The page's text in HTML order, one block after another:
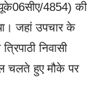
4854) की
जहां उपचार के
निवासी
चलते हुए मौके पर